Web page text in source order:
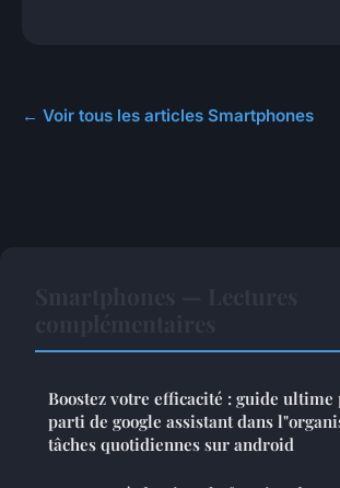
← Voir tous les articles Smartphones
Boostez votre efficacité : guide
parti de google assistant dans
tâches quotidiennes sur android